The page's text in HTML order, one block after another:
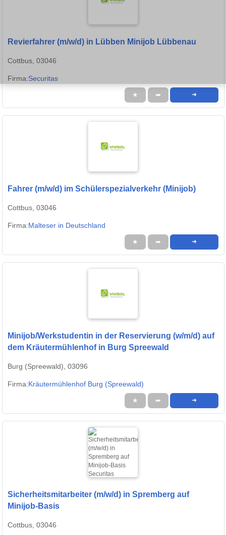
Revierfahrer (m/w/d) in Lübben Minijob Lübbenau
Cottbus, 03046
Firma:Securitas
★ ➦ ➜
Fahrer (m/w/d) im Schülerspezialverkehr (Minijob)
Cottbus, 03046
Firma:Malteser in Deutschland
★ ➦ ➜
Minijob/Werkstudentin in der Reservierung (w/m/d) auf
dem Kräutermühlenhof in Burg Spreewald
Burg (Spreewald), 03096
Firma:Kräutermühlenhof Burg (Spreewald)
★ ➦ ➜
Sicherheitsmitarbeiter (m/w/d) in Spremberg auf
Minijob-Basis
Cottbus, 03046